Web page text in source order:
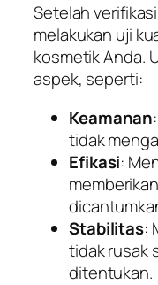
Setelah
melakukan uji
kosmetik Anda.
aspek, seperti:
Keamanan
tidak
Efikasi:
Stabilitas:
tidak rusak
ditentukan.